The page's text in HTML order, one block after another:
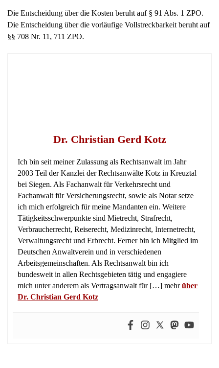
Die Entscheidung über die Kosten beruht auf § 91 Abs. 1 ZPO.
Die Entscheidung über die vorläufige Vollstreckbarkeit beruht auf
§§ 708 Nr. 11, 711 ZPO.
Dr. Christian Gerd Kotz
Ich bin seit meiner Zulassung als Rechtsanwalt im Jahr
2003 Teil der Kanzlei der Rechtsanwälte Kotz in Kreuztal
bei Siegen. Als Fachanwalt für Verkehrsrecht und
Fachanwalt für Versicherungsrecht, sowie als Notar setze
ich mich erfolgreich für meine Mandanten ein. Weitere
Tätigkeitsschwerpunkte sind Mietrecht, Strafrecht,
Verbraucherrecht, Reiserecht, Medizinrecht, Internetrecht,
Verwaltungsrecht und Erbrecht. Ferner bin ich Mitglied im
Deutschen Anwaltverein und in verschiedenen
Arbeitsgemeinschaften. Als Rechtsanwalt bin ich
bundesweit in allen Rechtsgebieten tätig und engagiere
mich unter anderem als Vertragsanwalt für […] mehrüber
Dr. Christian Gerd Kotz